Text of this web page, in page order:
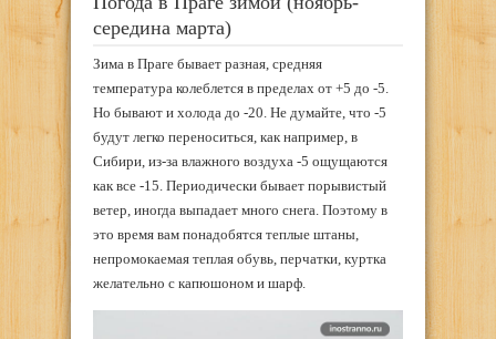
середина марта)
Зима в Праге бывает разная, средняя
температура колеблется в пределах от +5 до -5.
Но бывают и холода до -20. Не думайте, что -5
будут легко переноситься, как например, в
Сибири, из-за влажного воздуха -5 ощущаются
как все -15. Периодически бывает порывистый
ветер, иногда выпадает много снега. Поэтому в
это время вам понадобятся теплые штаны,
непромокаемая теплая обувь, перчатки, куртка
желательно с капюшоном и шарф.